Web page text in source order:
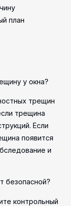
план
у окна?
трещин
трещина
Если
появится
и
безопасной?
контрольный